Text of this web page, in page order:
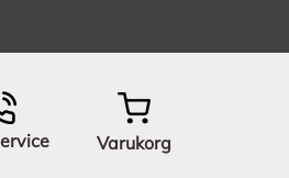
Varukorg